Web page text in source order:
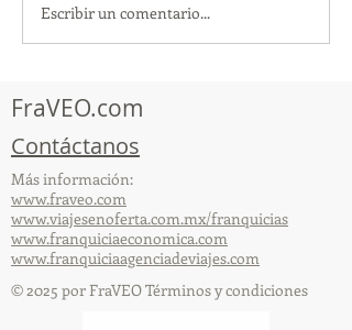
TourTravelynByFraveo
participó en la
Escribir un comentario...
FraVEO.com
Contáctanos
Más información:
www.fraveo.com
www.viajesenoferta.com.mx/franquicias
www.franquiciaeconomica.com
www.franquiciaagenciadeviajes.com
© 2025 por FraVEO Términos y condiciones